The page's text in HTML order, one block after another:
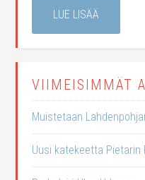
LUE LISÄÄ
VIIMEISIMMÄT
Muistetaan
Uusi katekeetta Pietarin